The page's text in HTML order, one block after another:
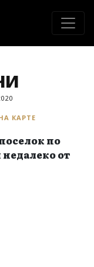
КАРТЕ
по
от